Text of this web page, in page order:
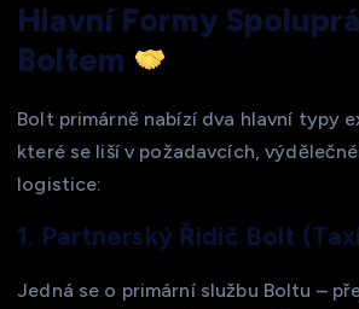
Hlavní Formy
Boltem
Bolt primárně nabízí dva hlavní typy
které se liší v požadavcích,
logistice:
1. Partnerský Řidič Bolt
Jedná se o primární službu Boltu –